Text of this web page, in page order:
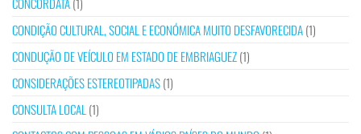
CONDIÇÃO CULTURAL, SOCIAL E ECONÓMICA MUITO DESFAVORECIDA(1)
CONDUÇÃO DE VEÍCULO EM ESTADO DE EMBRIAGUEZ(1)
CONSIDERAÇÕES ESTEREOTIPADAS(1)
CONSULTA LOCAL (1)